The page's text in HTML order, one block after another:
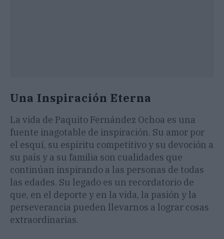
Una Inspiración Eterna
La vida de Paquito Fernández Ochoa es una
fuente inagotable de inspiración. Su amor por
el esquí, su espíritu competitivo y su devoción a
su país y a su familia son cualidades que
continúan inspirando a las personas de todas
las edades. Su legado es un recordatorio de
que, en el deporte y en la vida, la pasión y la
perseverancia pueden llevarnos a lograr cosas
extraordinarias.